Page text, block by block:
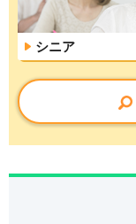
シニア